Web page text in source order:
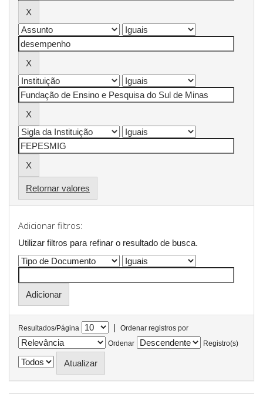
Retornar valores
Adicionar filtros:
Utilizar filtros para refinar o resultado de busca.
Resultados/Página |
Ordenar registros por
Ordenar
Registro(s)